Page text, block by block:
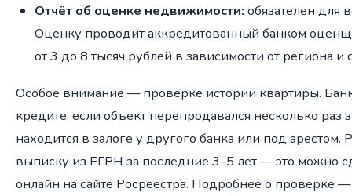
Отчёт об оценке недвижимости: обязателен для
Оценку проводит аккредитованный банком
от 3 до 8 тысяч рублей в зависимости от региона и
Особое внимание — проверке истории квартиры.
кредите, если объект перепродавался несколько раз
находится в залоге у другого банка или под арестом.
выписку из ЕГРН за последние 3–5 лет — это можно
онлайн на сайте Росреестра. Подробнее о проверке